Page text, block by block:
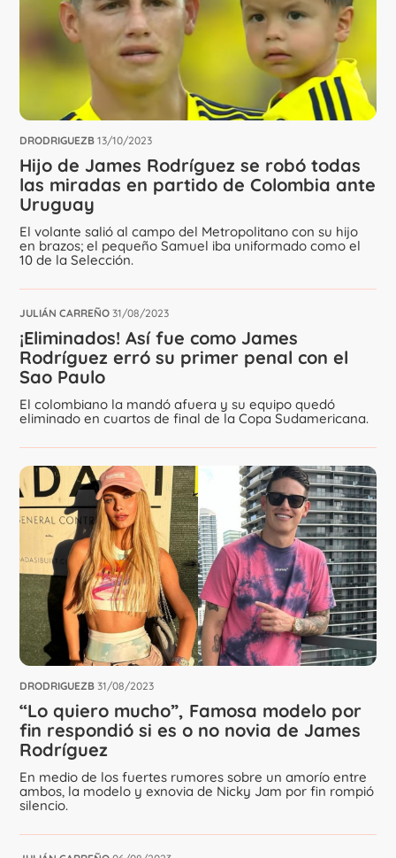
DRODRIGUEZB 13/10/2023
Hijo de James Rodríguez se robó todas
las miradas en partido de Colombia ante
Uruguay
El volante salió al campo del Metropolitano con su hijo
en brazos; el pequeño Samuel iba uniformado como el
10 de la Selección.
JULIÁN CARREÑO 31/08/2023
¡Eliminados! Así fue como James
Rodríguez erró su primer penal con el
Sao Paulo
El colombiano la mandó afuera y su equipo quedó
eliminado en cuartos de final de la Copa Sudamericana.
DRODRIGUEZB 31/08/2023
“Lo quiero mucho”, Famosa modelo por
fin respondió si es o no novia de James
Rodríguez
En medio de los fuertes rumores sobre un amorío entre
ambos, la modelo y exnovia de Nicky Jam por fin rompió
silencio.